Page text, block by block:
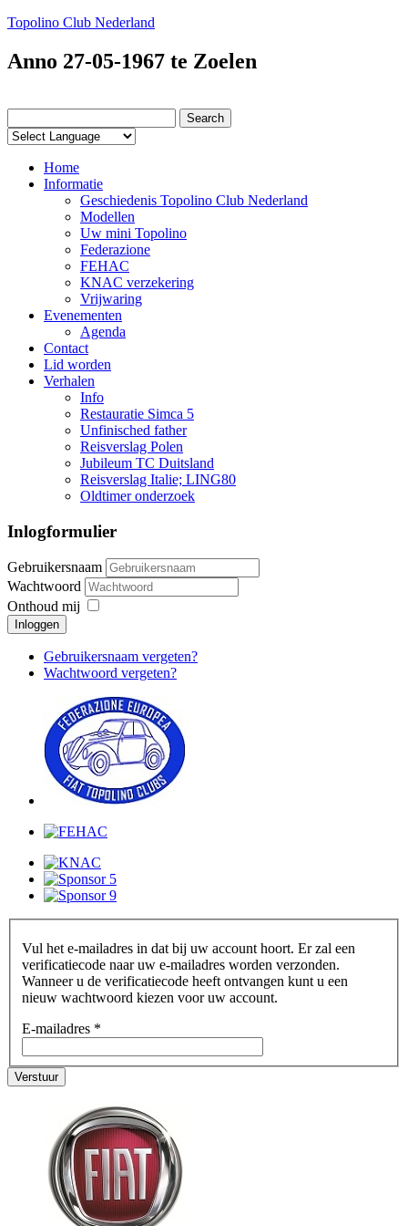
Topolino Club Nederland
Anno 27-05-1967 te Zoelen
Home
Informatie
Geschiedenis Topolino Club Nederland
Modellen
Uw mini Topolino
Federazione
FEHAC
KNAC verzekering
Vrijwaring
Evenementen
Agenda
Contact
Lid worden
Verhalen
Info
Restauratie Simca 5
Unfinisched father
Reisverslag Polen
Jubileum TC Duitsland
Reisverslag Italie; LING80
Oldtimer onderzoek
Inlogformulier
Gebruikersnaam
Wachtwoord
Onthoud mij
Inloggen
Gebruikersnaam vergeten?
Wachtwoord vergeten?
Vul het e-mailadres in dat bij uw account hoort. Er zal een
verificatiecode naar uw e-mailadres worden verzonden.
Wanneer u de verificatiecode heeft ontvangen kunt u een
nieuw wachtwoord kiezen voor uw account.
E-mailadres *
Verstuur